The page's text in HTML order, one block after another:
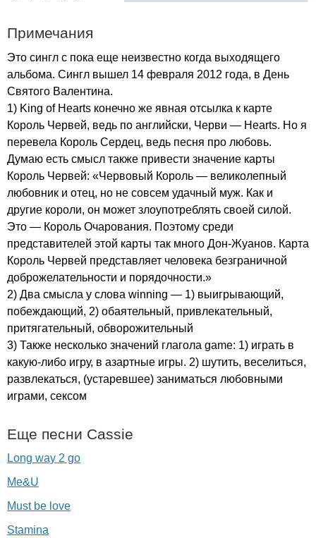
Примечания
Это сингл с пока еще неизвестно когда выходящего
альбома. Сингл вышел 14 февраля 2012 года, в День
Святого Валентина.
1) King of Hearts конечно же явная отсылка к карте
Король Червей, ведь по английски, Черви — Hearts. Но я
перевела Король Сердец, ведь песня про любовь.
Думаю есть смысл также привести значение карты
Король Червей: «Червовый Король — великолепный
любовник и отец, но не совсем удачный муж. Как и
другие короли, он может злоупотреблять своей силой.
Это — Король Очарования. Поэтому среди
представителей этой карты так много Дон-Жуанов. Карта
Король Червей представляет человека безграничной
доброжелательности и порядочности.»
2) Два смысла у слова winning — 1) выигрывающий,
побеждающий, 2) обаятельный, привлекательный,
притягательный, обворожительный
3) Также несколько значений глагола game: 1) играть в
какую-либо игру, в азартные игры. 2) шутить, веселиться,
развлекаться, (устаревшее) заниматься любовными
играми, сексом
Еще песни Cassie
Long way 2 go
Me&U
Must be love
Stamina